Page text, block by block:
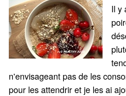
Il y
n'envisageant pas de les
pour les attendrir et je les ai